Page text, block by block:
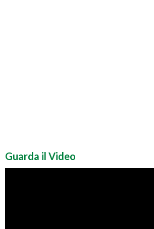
Guarda il Video